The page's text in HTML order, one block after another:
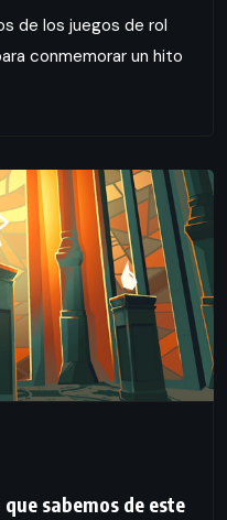
de los juegos de rol
conmemorar un hito
sabemos de este